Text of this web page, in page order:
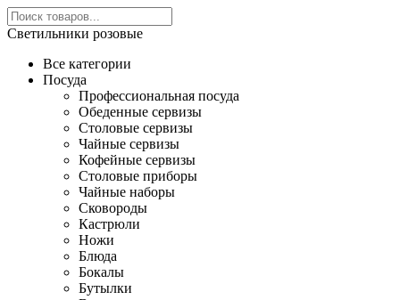
Светильники розовые
Все категории
Посуда
Профессиональная посуда
Обеденные сервизы
Столовые сервизы
Чайные сервизы
Кофейные сервизы
Столовые приборы
Чайные наборы
Сковороды
Кастрюли
Ножи
Блюда
Бокалы
Бутылки